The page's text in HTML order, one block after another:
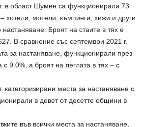
в област Шумен са функционирали 73
хотели, мотели, къмпинги, хижи и други
настаняване. Броят на стаите в тях е
В сравнение със септември 2021 г.
за настаняване, функционирали през
с 9.0%, а броят на леглата в тях – с
категоризирани места за настаняване с
в девет от десетте общини в
във всички места за настаняване,